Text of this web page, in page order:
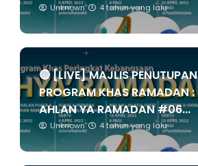
Unknown 4 tahun yang lalu
🔴 [LIVE] MAJLIS PENUTUPAN
PROGRAM KHAS RAMADAN :
AHLAN YA RAMADAN #06...
Unknown 4 tahun yang lalu